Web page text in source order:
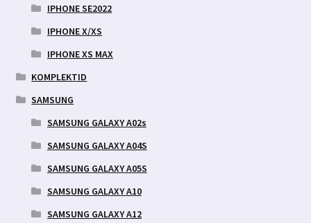
IPHONE SE2022
IPHONE X/XS
IPHONE XS MAX
KOMPLEKTID
SAMSUNG
SAMSUNG GALAXY A02s
SAMSUNG GALAXY A04S
SAMSUNG GALAXY A05S
SAMSUNG GALAXY A10
SAMSUNG GALAXY A12